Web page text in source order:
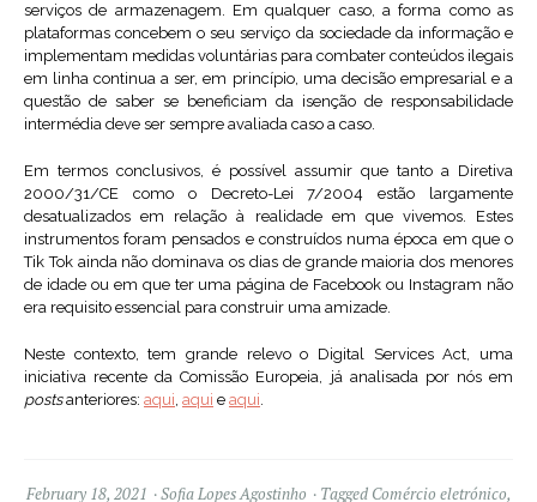
serviços de armazenagem. Em qualquer caso, a forma como as
plataformas concebem o seu serviço da sociedade da informação e
implementam medidas voluntárias para combater conteúdos ilegais
em linha continua a ser, em princípio, uma decisão empresarial e a
questão de saber se beneficiam da isenção de responsabilidade
intermédia deve ser sempre avaliada caso a caso.
Em termos conclusivos, é possível assumir que tanto a Diretiva
2000/31/CE como o Decreto-Lei 7/2004 estão largamente
desatualizados em relação à realidade em que vivemos. Estes
instrumentos foram pensados e construídos numa época em que o
Tik Tok ainda não dominava os dias de grande maioria dos menores
de idade ou em que ter uma página de Facebook ou Instagram não
era requisito essencial para construir uma amizade.
Neste contexto, tem grande relevo o Digital Services Act, uma
iniciativa recente da Comissão Europeia, já analisada por nós em
postsanteriores: aqui, aqui e aqui.
February 18, 2021 Sofia Lopes Agostinho Tagged Comércio eletrónico,